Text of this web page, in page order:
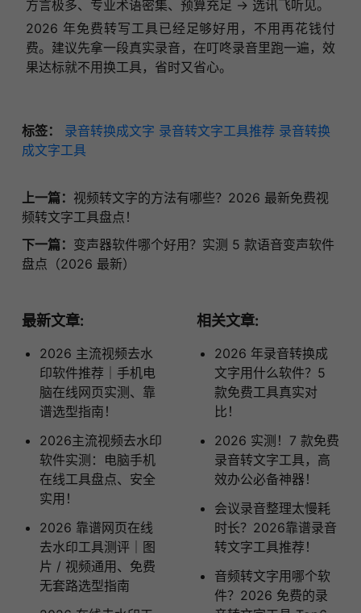
方言极多、专业术语密集、预算充足 → 选讯飞听见。
2026 年免费转写工具已经足够好用，不用再花钱付
费。建议先拿一段真实录音，在叮咚录音里跑一遍，效
果达标就不用换工具，省时又省心。
标签： 录音转换成文字 录音转文字工具推荐 录音转换
成文字工具
上一篇： 视频转文字的方法有哪些？2026 最新免费视
频转文字工具盘点！
下一篇： 变声器软件哪个好用？实测 5 款语音变声软件
盘点（2026 最新）
最新文章:
2026 主流视频去水
印软件推荐｜手机电
脑在线网页实测、靠
谱选型指南！
2026主流视频去水印
软件实测：电脑手机
在线工具盘点、安全
实用！
2026 靠谱网页在线
去水印工具测评｜图
片 / 视频通用、免费
无套路选型指南
相关文章:
2026 年录音转换成
文字用什么软件？5
款免费工具真实对
比！
2026 实测！7 款免费
录音转文字工具，高
效办公必备神器！
会议录音整理太慢耗
时长？2026靠谱录音
转文字工具推荐！
音频转文字用哪个软
件？2026 免费的录